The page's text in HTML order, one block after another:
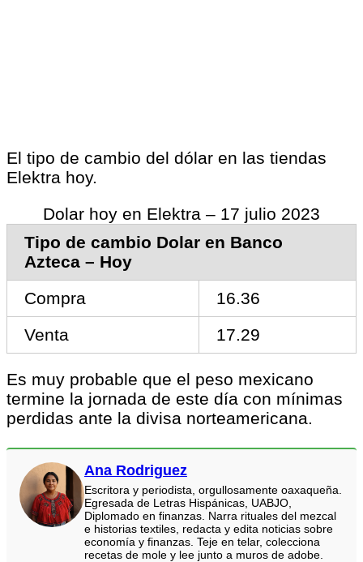
El tipo de cambio del dólar en las tiendas
Elektra hoy.
Dolar hoy en Elektra – 17 julio 2023
Tipo de cambio Dolar en Banco
Azteca – Hoy
Compra
16.36
Venta
17.29
Es muy probable que el peso mexicano
termine la jornada de este día con mínimas
perdidas ante la divisa norteamericana.
Ana Rodriguez
Escritora y periodista, orgullosamente oaxaqueña.
Egresada de Letras Hispánicas, UABJO,
Diplomado en finanzas. Narra rituales del mezcal
e historias textiles, redacta y edita noticias sobre
economía y finanzas. Teje en telar, colecciona
recetas de mole y lee junto a muros de adobe.